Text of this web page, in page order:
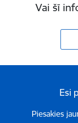
Vai šī
Esi
Piesakies